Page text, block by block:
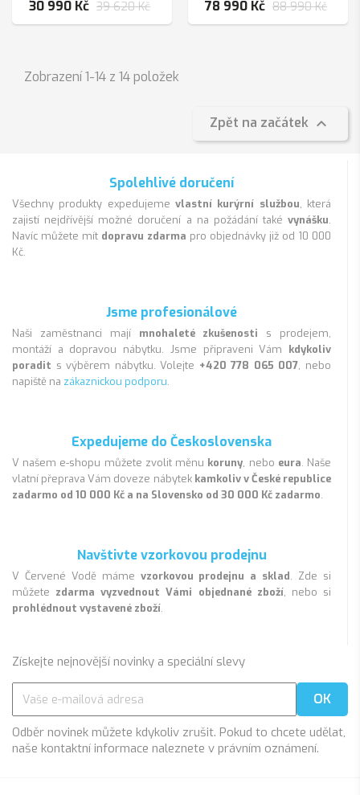
30 990 Kč 39 620 Kč 78 990 Kč 88 990 Kč
Zobrazení 1-14 z 14 položek
Zpět na začátek 
Spolehlivé doručení
Všechny produkty expedujeme vlastní kurýrní službou, která
zajistí nejdřívější možné doručení a na požádání také vynášku.
Navíc můžete mít dopravu zdarma pro objednávky již od 10 000
Kč.
Jsme profesionálové
Naši zaměstnanci mají mnohaleté zkušenosti s prodejem,
montáží a dopravou nábytku. Jsme připraveni Vám kdykoliv
poradit s výběrem nábytku. Volejte +420 778 065 007, nebo
napiště na zákaznickou podporu.
Expedujeme do Československa
V našem e-shopu můžete zvolit měnu koruny, nebo eura. Naše
vlatní přeprava Vám doveze nábytek kamkoliv v České republice
zadarmo od 10 000 Kč a na Slovensko od 30 000 Kč zadarmo.
Navštivte vzorkovou prodejnu
V Červené Vodě máme vzorkovou prodejnu a sklad. Zde si
můžete zdarma vyzvednout Vámi objednané zboží, nebo si
prohlédnout vystavené zboží.
Získejte nejnovější novinky a speciální slevy
Odběr novinek můžete kdykoliv zrušit. Pokud to chcete udělat,
naše kontaktní informace naleznete v právním oznámení.